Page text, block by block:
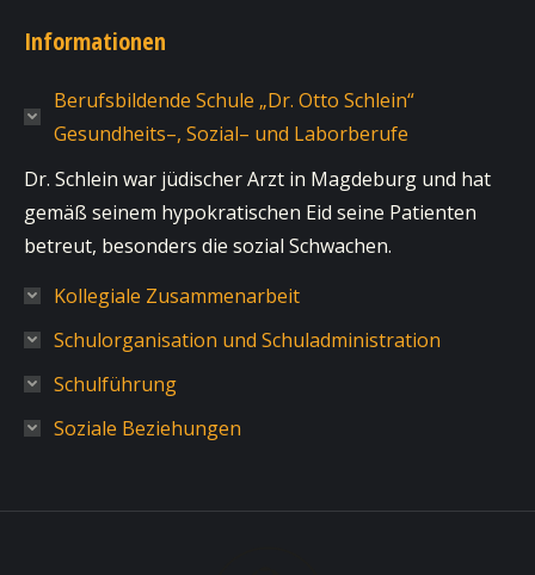
Informationen
Berufsbildende Schule „Dr. Otto Schlein“
Gesundheits–, Sozial– und Laborberufe
Dr. Schlein war jüdischer Arzt in Magdeburg und hat
gemäß seinem hypokratischen Eid seine Patienten
betreut, besonders die sozial Schwachen.
Kollegiale Zusammenarbeit
Schulorganisation und Schuladministration
Schulführung
Soziale Beziehungen